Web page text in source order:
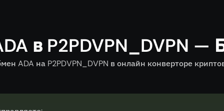
в P2PDVPN_DVPN —
ADA на P2PDVPN_DVPN в онлайн конверторе